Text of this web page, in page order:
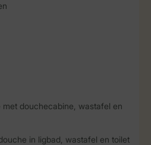
met douchecabine, wastafel en
in ligbad, wastafel en toilet